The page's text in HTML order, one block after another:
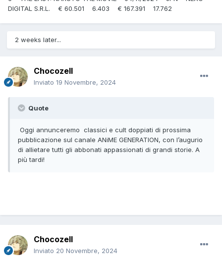
DIGITAL S.R.L. € 60.501 6.403 € 167.391 17.762
2 weeks later...
Chocozell
Inviato 19 Novembre, 2024
Quote
Oggi annunceremo classici e cult doppiati di prossima
pubblicazione sul canale ANiME GENERATION, con l’augurio
di allietare tutti gli abbonati appassionati di grandi storie. A
più tardi!
Chocozell
Inviato 20 Novembre, 2024